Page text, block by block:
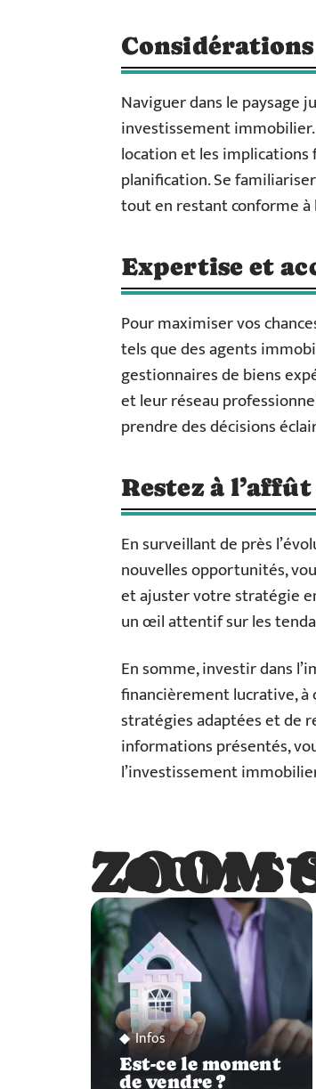
Naviguer dans le paysage
investissement
location et les implications
planification. Se
tout en restant conforme à
Expertise et
Pour maximiser vos
tels que des agents
gestionnaires de biens
et leur réseau
prendre des décisions
Restez à
En surveillant de près
nouvelles opportunités,
et ajuster votre stratégie
un œil attentif sur les
En somme, investir dans
financièrement lucrative, à
stratégies adaptées et de
informations présentés,
l’investissement
ZOOM
ZOOM
Infos
Est-ce le moment
de vendre ?